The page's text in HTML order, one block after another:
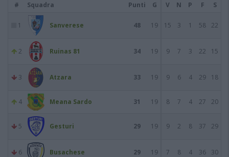
#
Squadra Punti G V N P F S
1 Sanverese 48 19 15 3 1 58 22
2 Ruinas 81 34 19 9 7 3 22 15
3 Atzara 33 19 9 6 4 29 18
4 Meana Sardo 31 19 8 7 4 27 20
5 Gesturi 29 19 9 2 8 37 29
6 Busachese 29 19 7 8 4 36 30